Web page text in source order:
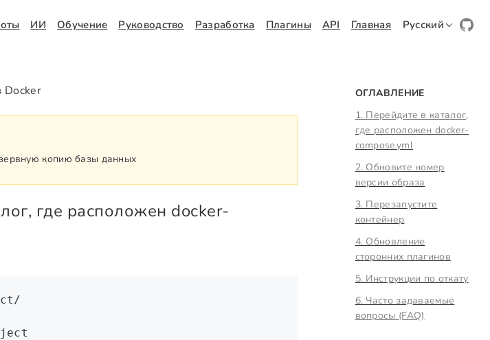
ИИ Обучение Руководство Разработка Плагины API Главная Русский
Docker
копию базы данных
где расположен docker-
ОГЛАВЛЕНИЕ
1. Перейдите в каталог,
где расположен docker-
compose.yml
2. Обновите номер
версии образа
3. Перезапустите
контейнер
4. Обновление
сторонних плагинов
5. Инструкции по откату
6. Часто задаваемые
вопросы (FAQ)